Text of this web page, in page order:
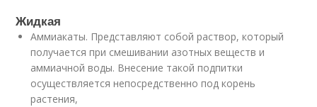
Жидкая
Аммиакаты. Представляют собой раствор, который
получается при смешивании азотных веществ и
аммиачной воды. Внесение такой подпитки
осуществляется непосредственно под корень
растения,